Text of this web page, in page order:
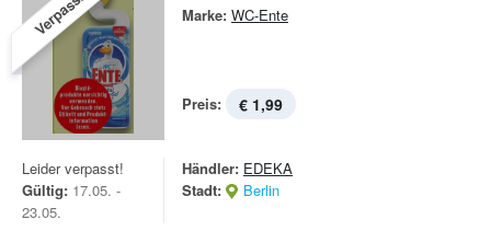
Verpasst! Marke: WC-Ente
Preis: € 1,99
Leider verpasst!
Gültig: 17.05. -
23.05.
Händler: EDEKA
Stadt:
Berlin